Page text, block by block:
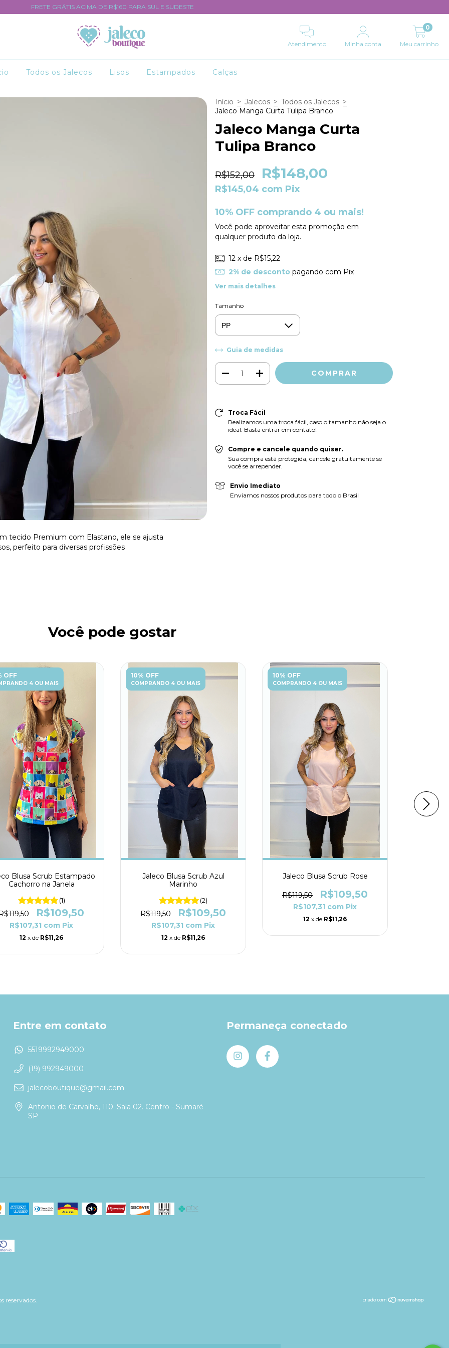
FRETE GRÁTIS ACIMA DE R$160 PARA SUL E SUDESTE
Atendimento Minha conta Meu carrinho
0
Todos os Jalecos Lisos Estampados Calças
tecido Premium com Elastano, ele se ajusta
perfeito para diversas profissões
Início > Jalecos > Todos os Jalecos >
Jaleco Manga Curta Tulipa Branco
Jaleco Manga Curta
Tulipa Branco
R$152,00 R$148,00
R$145,04 com Pix
10% OFF comprando 4 ou mais!
Você pode aproveitar esta promoção em
qualquer produto da loja.
12 x de R$15,22
2% de desconto pagando com Pix
Ver mais detalhes
Tamanho
Guia de medidas
Troca Fácil
Realizamos uma troca fácil, caso o tamanho não seja o
ideal. Basta entrar em contato!
Compre e cancele quando quiser.
Sua compra está protegida, cancele gratuitamente se
você se arrepender.
Envio Imediato
Enviamos nossos produtos para todo o Brasil
Você pode gostar
OFF
4 OU MAIS
Blusa Scrub Estampado
Cachorro na Janela
(1)
R$109,50
R$107,31 com Pix
12 x de R$11,26
10% OFF
COMPRANDO 4 OU MAIS
Jaleco Blusa Scrub Azul
Marinho
(2)
R$119,50 R$109,50
R$107,31 com Pix
12 x de R$11,26
10% OFF
COMPRANDO 4 OU MAIS
Jaleco Blusa Scrub Rose
R$119,50 R$109,50
R$107,31 com Pix
12 x de R$11,26
Entre em contato
5519992949000
(19) 992949000
jalecoboutique@gmail.com
Antonio de Carvalho, 110. Sala 02. Centro - Sumaré
SP
Permaneça conectado
reservados.